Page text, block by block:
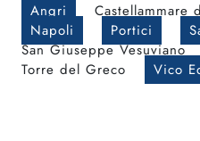
Angri Castellammare
Napoli
Portici
San Giuseppe Vesuviano
Torre del Greco
Vico